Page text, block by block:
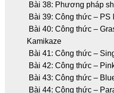
Bài 38: Phương pháp
Bài 39: Công thức – PS
Bài 40: Công thức –
Kamikaze
Bài 41: Công thức –
Bài 42: Công thức –
Bài 43: Công thức –
Bài 44: Công thức –